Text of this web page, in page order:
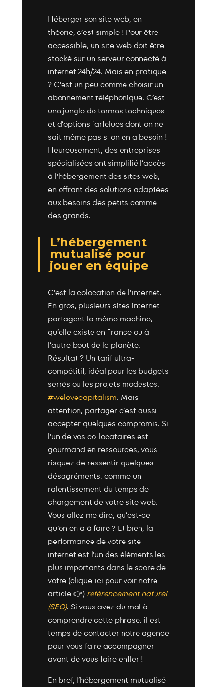
Héberger son site web, en
théorie, c’est simple ! Pour être
accessible, un site web doit être
stocké sur un serveur connecté à
internet 24h/24. Mais en pratique
? C’est un peu comme choisir un
abonnement téléphonique. C’est
une jungle de termes techniques
et d’options farfelues dont on ne
sait même pas si on en a besoin !
Heureusement, des entreprises
spécialisées ont simplifié l’accès
à l’hébergement des sites web,
en offrant des solutions adaptées
aux besoins des petits comme
des grands.
L’hébergement
mutualisé pour
jouer en équipe
C’est la colocation de l’internet.
En gros, plusieurs sites internet
partagent la même machine,
qu’elle existe en France ou à
l’autre bout de la planète.
Résultat ? Un tarif ultra-
compétitif, idéal pour les budgets
serrés ou les projets modestes.
#welovecapitalism. Mais
attention, partager c’est aussi
accepter quelques compromis. Si
l’un de vos co-locataires est
gourmand en ressources, vous
risquez de ressentir quelques
désagréments, comme un
ralentissement du temps de
chargement de votre site web.
Vous allez me dire, qu’est-ce
qu’on en a à faire ? Et bien, la
performance de votre site
internet est l’un des éléments les
plus importants dans le score de
votre (clique-ici pour voir notre
article👉) référencement naturel
(SEO). Si vous avez du mal à
comprendre cette phrase, il est
temps de contacter notre agence
pour vous faire accompagner
avant de vous faire enfler !
En bref, l’hébergement mutualisé